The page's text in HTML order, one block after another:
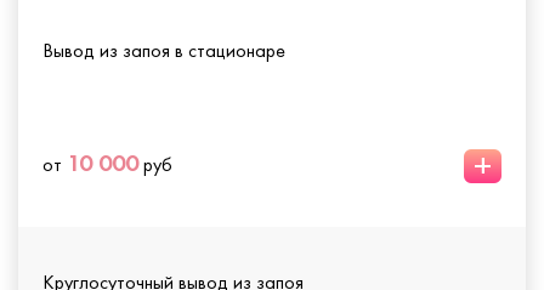
Вывод из запоя в стационаре
от 10 000руб +
Круглосуточный вывод из запоя